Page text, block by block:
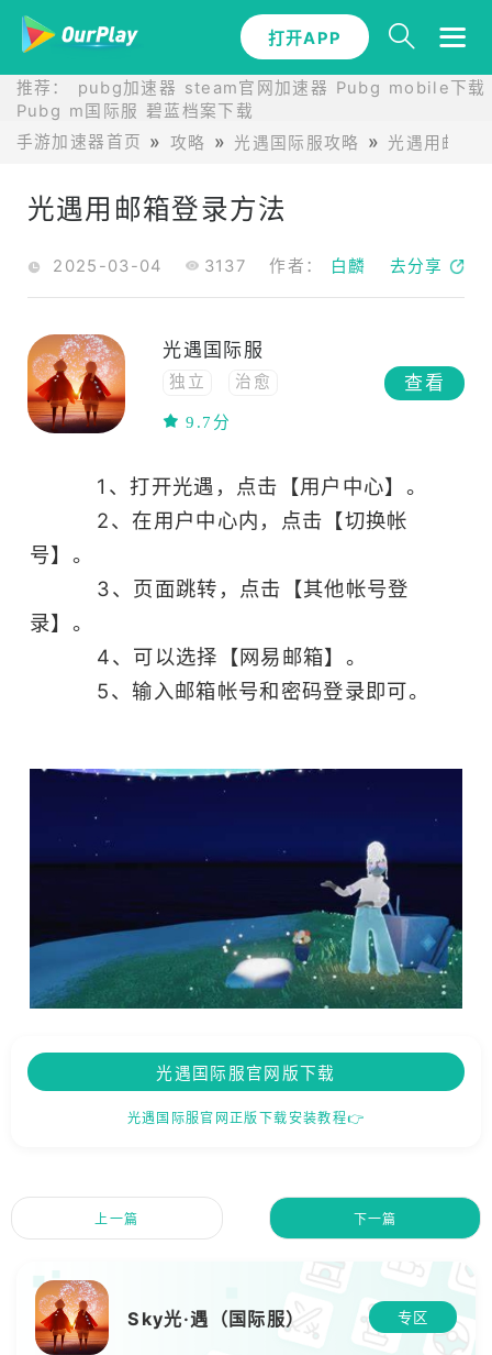
打开APP
推荐： pubg加速器 steam官网加速器 Pubg mobile下载
Pubg m国际服 碧蓝档案下载
手游加速器首页
攻略 光遇国际服攻略 光遇用邮箱
光遇用邮箱登录方法
2025-03-04 3137 作者： 白麟 去分享
光遇国际服
独立
治愈
高自由度
社交
模拟飞行
艺术
9.7分
查看
1、打开光遇，点击【用户中心】。
2、在用户中心内，点击【切换帐
号】。
3、页面跳转，点击【其他帐号登
录】。
4、可以选择【网易邮箱】。
5、输入邮箱帐号和密码登录即可。
光遇国际服官网版下载
光遇国际服官网正版下载安装教程👉
上一篇 下一篇
Sky光·遇（国际服） 专区